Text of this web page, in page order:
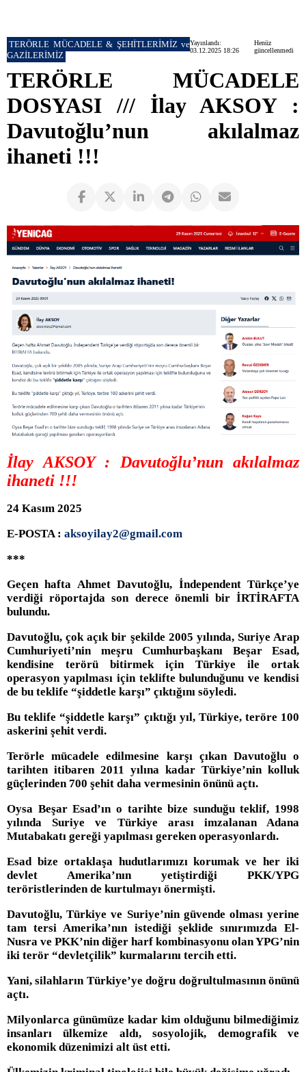
TERÖRLE MÜCADELE & ŞEHİTLERİMİZ ve
GAZİLERİMİZ
Yayınlandı:
03.12.2025 18:26
Henüz
güncellenmedi
TERÖRLE MÜCADELE
DOSYASI /// İlay AKSOY :
Davutoğlu’nun akılalmaz
ihaneti !!!
İlay AKSOY : Davutoğlu’nun akılalmaz
ihaneti !!!
24 Kasım 2025
E-POSTA : aksoyilay2@gmail.com
***
Geçen hafta Ahmet Davutoğlu, İndependent Türkçe’ye
verdiği röportajda son derece önemli bir İRTİRAFTA
bulundu.
Davutoğlu, çok açık bir şekilde 2005 yılında, Suriye Arap
Cumhuriyeti’nin meşru Cumhurbaşkanı Beşar Esad,
kendisine terörü bitirmek için Türkiye ile ortak
operasyon yapılması için teklifte bulunduğunu ve kendisi
de bu teklife “şiddetle karşı” çıktığını söyledi.
Bu teklife “şiddetle karşı” çıktığı yıl, Türkiye, teröre 100
askerini şehit verdi.
Terörle mücadele edilmesine karşı çıkan Davutoğlu o
tarihten itibaren 2011 yılına kadar Türkiye’nin kolluk
güçlerinden 700 şehit daha vermesinin önünü açtı.
Oysa Beşar Esad’ın o tarihte bize sunduğu teklif, 1998
yılında Suriye ve Türkiye arası imzalanan Adana
Mutabakatı gereği yapılması gereken operasyonlardı.
Esad bize ortaklaşa hudutlarımızı korumak ve her iki
devlet Amerika’nın yetiştirdiği PKK/YPG
teröristlerinden de kurtulmayı önermişti.
Davutoğlu, Türkiye ve Suriye’nin güvende olması yerine
tam tersi Amerika’nın istediği şeklide sınırımızda El-
Nusra ve PKK’nin diğer harf kombinasyonu olan YPG’nin
iki terör “devletçilik” kurmalarını tercih etti.
Yani, silahların Türkiye’ye doğru doğrultulmasının önünü
açtı.
Milyonlarca günümüze kadar kim olduğunu bilmediğimiz
insanları ülkemize aldı, sosyolojik, demografik ve
ekonomik düzenimizi alt üst etti.